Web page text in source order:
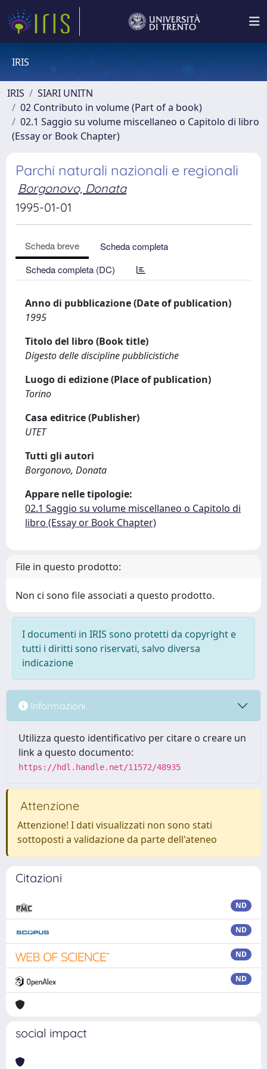
IRIS
IRIS
SIARI UNITN
02 Contributo in volume (Part of a book)
02.1 Saggio su volume miscellaneo o Capitolo di libro
(Essay or Book Chapter)
Parchi naturali nazionali e regionali
Borgonovo, Donata
1995-01-01
Scheda breve
Scheda completa
Scheda completa (DC)
Anno di pubblicazione (Date of publication)
1995
Titolo del libro (Book title)
Digesto delle discipline pubblicistiche
Luogo di edizione (Place of publication)
Torino
Casa editrice (Publisher)
UTET
Tutti gli autori
Borgonovo, Donata
Appare nelle tipologie:
02.1 Saggio su volume miscellaneo o Capitolo di
libro (Essay or Book Chapter)
File in questo prodotto:
Non ci sono file associati a questo prodotto.
I documenti in IRIS sono protetti da copyright e
tutti i diritti sono riservati, salvo diversa
indicazione
Informazioni
Utilizza questo identificativo per citare o creare un
link a questo documento:
https://hdl.handle.net/11572/48935
Attenzione
Attenzione! I dati visualizzati non sono stati
sottoposti a validazione da parte dell'ateneo
Citazioni
ND
ND
ND
ND
social impact